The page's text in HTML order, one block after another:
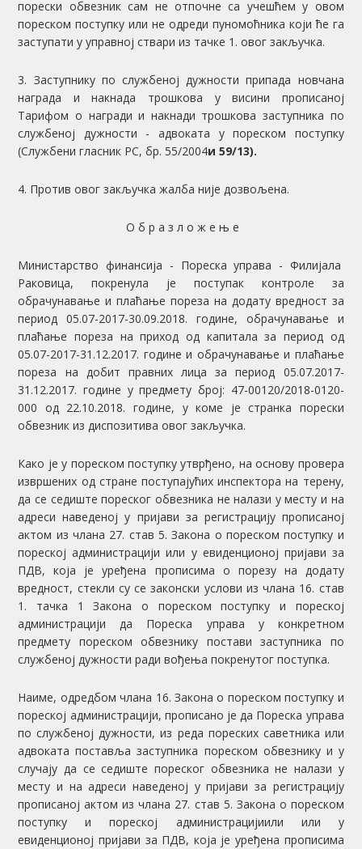
порески обвезник сам не отпочне са учешћем у овом
пореском поступку или не одреди пуномоћника који ће га
заступати у управној ствари из тачке 1. овог закључка.
3. Заступнику по службеној дужности припада новчана
награда и накнада трошкова у висини прописаној
Тарифом о награди и накнади трошкова заступника по
службеној дужности - адвоката у пореском поступку
(Службени гласник РС, бр. 55/2004и59/13).
4. Против овог закључка жалба није дозвољена.
О б р а з л о ж е њ е
Министарство финансија - Пореска управа - Филијала
Раковица, покренула је поступак контроле за
обрачунавање и плаћање пореза на додату вредност за
период 05.07-2017-30.09.2018. године, обрачунавање и
плаћање пореза на приход од капитала за период од
05.07-2017-31.12.2017. године и обрачунавање и плаћање
пореза на добит правних лица за период 05.07.2017-
31.12.2017. године у предмету број: 47-00120/2018-0120-
000 од 22.10.2018. године, у коме је странка порески
обвезник из диспозитива овог закључка.
Како је у пореском поступку утврђено, на основу провера
извршених од стране поступајућих инспектора на терену,
да се седиште пореског обвезника не налази у месту и на
адреси наведеној у пријави за регистрацију прописаној
актом из члана 27. став 5. Закона о пореском поступку и
пореској администрацији или у евиденционој пријави за
ПДВ, која је уређена прописима о порезу на додату
вредност, стекли су се законски услови из члана 16. став
1. тачка 1 Закона о пореском поступку и пореској
администрацији да Пореска управа у конкретном
предмету пореском обвезнику постави заступника по
службеној дужности ради вођења покренутог поступка.
Наиме, одредбом члана 16. Закона о пореском поступку и
пореској администрацији, прописано је да Пореска управа
по службеној дужности, из реда пореских саветника или
адвоката поставља заступника пореском обвезнику и у
случају да се седиште пореског обвезника не налази у
месту и на адреси наведеној у пријави за регистрацију
прописаној актом из члана 27. став 5. Закона о пореском
поступку и пореској администрацијиили или у
евиденционој пријави за ПДВ, која је уређена прописима